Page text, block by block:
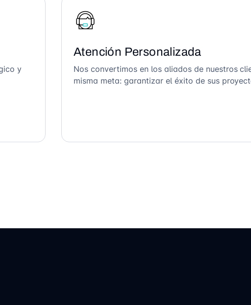
y
Atención Personalizada
Nos convertimos en los aliados de nuestros
misma meta: garantizar el éxito de sus